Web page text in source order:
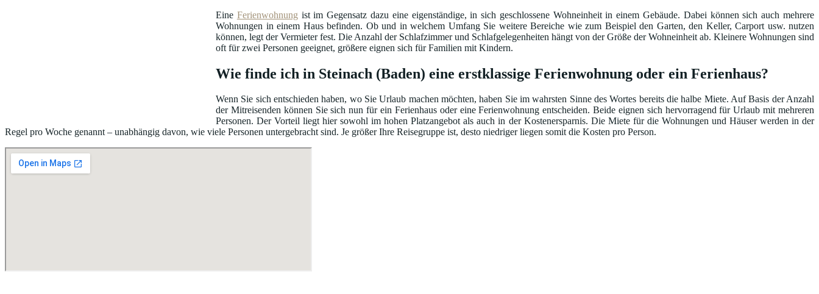
Eine Ferienwohnung ist im Gegensatz dazu eine eigenständige, in sich geschlossene Wohneinheit in einem Gebäude. Dabei können sich auch mehrere
Wohnungen in einem Haus befinden. Ob und in welchem Umfang Sie weitere Bereiche wie zum Beispiel den Garten, den Keller, Carport usw. nutzen
können, legt der Vermieter fest. Die Anzahl der Schlafzimmer und Schlafgelegenheiten hängt von der Größe der Wohneinheit ab. Kleinere Wohnungen sind
oft für zwei Personen geeignet, größere eignen sich für Familien mit Kindern.
Wie finde ich in Steinach (Baden) eine erstklassige Ferienwohnung oder ein Ferienhaus?
Wenn Sie sich entschieden haben, wo Sie Urlaub machen möchten, haben Sie im wahrsten Sinne des Wortes bereits die halbe Miete. Auf Basis der Anzahl
der Mitreisenden können Sie sich nun für ein Ferienhaus oder eine Ferienwohnung entscheiden. Beide eignen sich hervorragend für Urlaub mit mehreren
Personen. Der Vorteil liegt hier sowohl im hohen Platzangebot als auch in der Kostenersparnis. Die Miete für die Wohnungen und Häuser werden in der
Regel pro Woche genannt – unabhängig davon, wie viele Personen untergebracht sind. Je größer Ihre Reisegruppe ist, desto niedriger liegen somit die Kosten pro Person.